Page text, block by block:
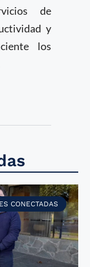
de
y
los
CONECTADAS